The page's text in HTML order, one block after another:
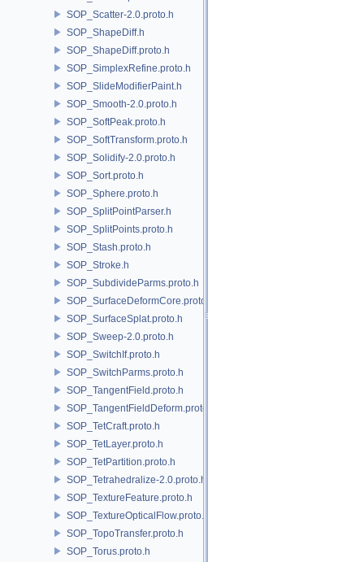
SOP_Scatter-2.0.proto.h
SOP_ShapeDiff.h
SOP_ShapeDiff.proto.h
SOP_SimplexRefine.proto.h
SOP_SlideModifierPaint.h
SOP_Smooth-2.0.proto.h
SOP_SoftPeak.proto.h
SOP_SoftTransform.proto.h
SOP_Solidify-2.0.proto.h
SOP_Sort.proto.h
SOP_Sphere.proto.h
SOP_SplitPointParser.h
SOP_SplitPoints.proto.h
SOP_Stash.proto.h
SOP_Stroke.h
SOP_SubdivideParms.proto.h
SOP_SurfaceDeformCore.proto.h
SOP_SurfaceSplat.proto.h
SOP_Sweep-2.0.proto.h
SOP_SwitchIf.proto.h
SOP_SwitchParms.proto.h
SOP_TangentField.proto.h
SOP_TangentFieldDeform.proto.h
SOP_TetCraft.proto.h
SOP_TetLayer.proto.h
SOP_TetPartition.proto.h
SOP_Tetrahedralize-2.0.proto.h
SOP_TextureFeature.proto.h
SOP_TextureOpticalFlow.proto.h
SOP_TopoTransfer.proto.h
SOP_Torus.proto.h